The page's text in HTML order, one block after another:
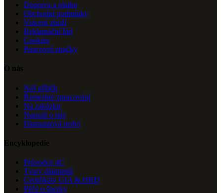
Doprava a platba
Obchodní podmínky
Vrácení zboží
Reklamační řád
Cookies
Puncovní značky
O nás
Náš příběh
Řemeslné zpracování
Na zakázku
Napsali o nás
Diamantová trofej
Encyklopedie
Průvodce 4C
Tvary diamantů
Certifikáty GIA & HRD
Péče o šperky